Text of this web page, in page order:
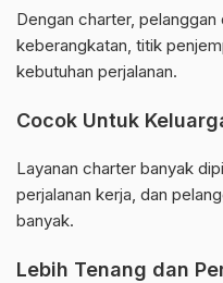
Dengan charter,
keberangkatan, titik
kebutuhan perjalanan.
Cocok Untuk
Layanan charter banyak
perjalanan kerja, dan
banyak.
Lebih Tenang dan